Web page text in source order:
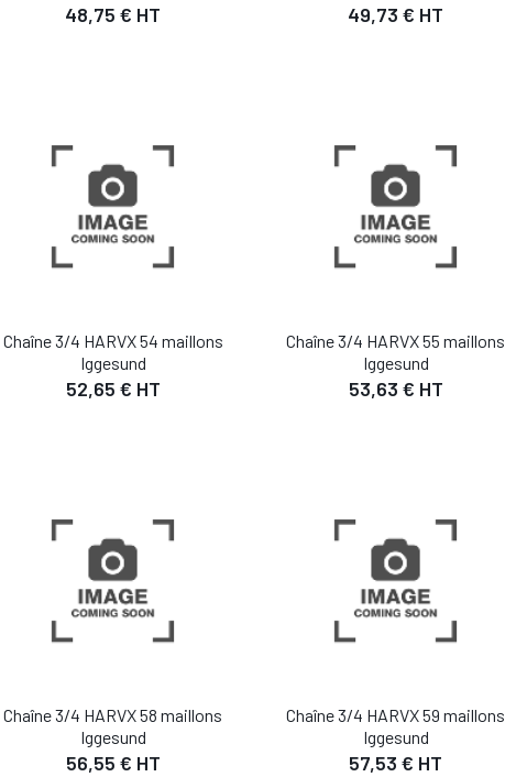
48,75 € HT 49,73 € HT
Chaîne 3/4 HARVX 54 maillons
Iggesund
52,65 € HT
Chaîne 3/4 HARVX 55 maillons
Iggesund
53,63 € HT
Chaîne 3/4 HARVX 58 maillons
Iggesund
56,55 € HT
Chaîne 3/4 HARVX 59 maillons
Iggesund
57,53 € HT